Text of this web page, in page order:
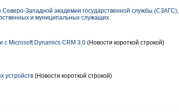
Северо-Западной академии государственной службы (СЗАГС),
и муниципальных служащих.
с Microsoft Dynamics CRM 3.0 (Новости короткой строкой)
устройств (Новости короткой строкой)